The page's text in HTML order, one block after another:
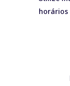
horários